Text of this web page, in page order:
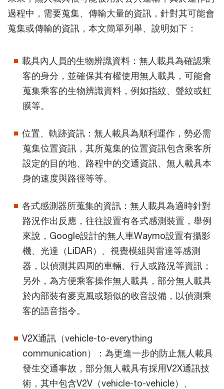
過程中，需要蒐集、傳輸大量的資訊，針對其可能會
蒐集或傳輸的資訊，本文簡單列舉、說明如下：
載具內人員的生物辨識資料：無人載具為確認乘
客的身分，並確保其有權使用無人載具，可能會
蒐集乘客的生物辨識資料，例如指紋、聲紋或虹
膜等。
位置、軌跡資訊：無人載具為順利運作，勢必需
蒐集位置資訊，其所蒐集的位置資訊包含乘客所
設定的目的地、路程中的交通資訊、無人載具本
身的速度與路徑等等。
各式感測器所蒐集的資訊：無人載具為適時針對
路況作出反應，往往設置有各式感測裝置，舉例
來說，Google設計的無人車Waymo設置有攝影
機、光達（LiDAR）、視覺模組與雷達等感測
器，以偵測其四周的車輛、行人或路況等資訊；
另外，為方便乘客操作無人載具，部分無人載具
於內部裝有麥克風或類似的收音設備，以偵測乘
客的語音指令。
V2X通訊（vehicle-to-everything
communication）：為更進一步的防止無人載具
發生交通事故，部分無人載具有採用V2X通訊技
術，其中包含V2V（vehicle-to-vehicle）、